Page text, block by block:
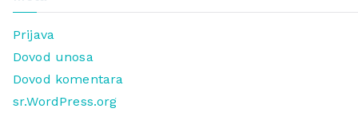
Prijava
Dovod unosa
Dovod komentara
sr.WordPress.org